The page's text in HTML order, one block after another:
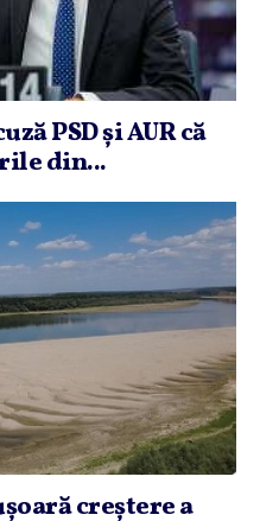
PSD şi AUR că
din...
creştere a